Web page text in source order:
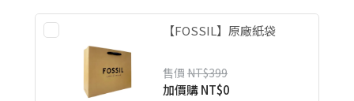
【FOSSIL】原廠紙袋
售價 NT$399
加價購NT$0